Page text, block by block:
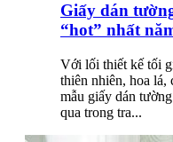
Giấy dán
“hot” nhất
Với lối thiết kế tối
thiên nhiên, hoa lá,
mẫu giấy dán
qua trong tra...